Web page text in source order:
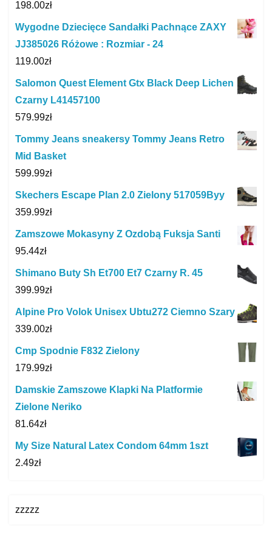
198.00zł
Wygodne Dziecięce Sandałki Pachnące ZAXY
JJ385026 Różowe : Rozmiar - 24
119.00zł
Salomon Quest Element Gtx Black Deep Lichen
Czarny L41457100
579.99zł
Tommy Jeans sneakersy Tommy Jeans Retro
Mid Basket
599.99zł
Skechers Escape Plan 2.0 Zielony 517059Byy
359.99zł
Zamszowe Mokasyny Z Ozdobą Fuksja Santi
95.44zł
Shimano Buty Sh Et700 Et7 Czarny R. 45
399.99zł
Alpine Pro Volok Unisex Ubtu272 Ciemno Szary
339.00zł
Cmp Spodnie F832 Zielony
179.99zł
Damskie Zamszowe Klapki Na Platformie
Zielone Neriko
81.64zł
My Size Natural Latex Condom 64mm 1szt
2.49zł
zzzzz